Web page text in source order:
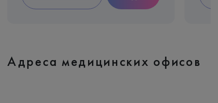
Адреса медицинских офисов